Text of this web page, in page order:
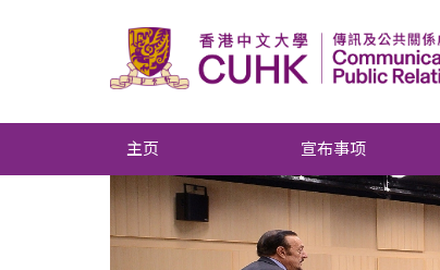
主页 宣布事项